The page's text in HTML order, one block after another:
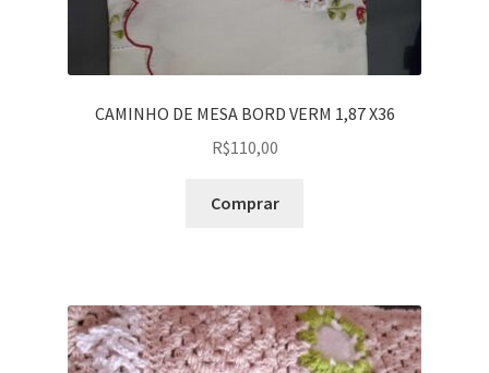
CAMINHO DE MESA BORD VERM 1,87 X36
R$110,00
Comprar